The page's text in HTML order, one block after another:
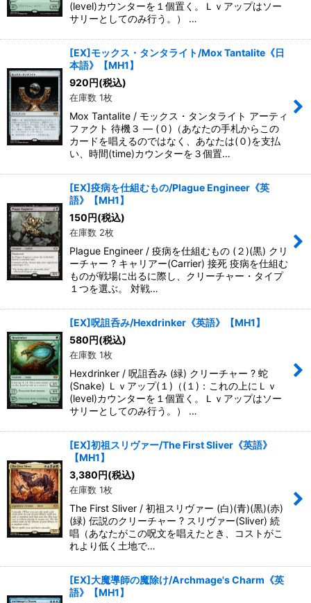
(level)カウンターを１個置く。Ｌｖアップはソー
サリーとしてのみ行う。） …
[EX]モックス・タンタライト/Mox Tantalite《日
本語》【MH1】
920円(税込)
在庫数 1枚
Mox Tantalite / モックス・タンタライト アーティ
ファクト 待機３ ― (０)（あなたの手札からこの
カードを唱えるのではなく、あなたは(０)を支払
い、時間(time)カウンターを３個置…
[EX]疫病を仕組むもの/Plague Engineer《英
語》【MH1】
150円(税込)
在庫数 2枚
Plague Engineer / 疫病を仕組むもの (２)(黒) クリ
ーチャー ? キャリアー(Carrier) 接死 疫病を仕組む
ものが戦場に出るに際し、クリーチャー・タイプ
１つを選ぶ。 対戦…
[EX]呪詛呑み/Hexdrinker《英語》【MH1】
580円(税込)
在庫数 1枚
Hexdrinker / 呪詛呑み (緑) クリーチャー ? 蛇
(Snake) Ｌｖアップ(１)（(１)：これの上にＬｖ
(level)カウンターを１個置く。Ｌｖアップはソー
サリーとしてのみ行う。） …
[EX]初祖スリヴァー/The First Sliver《英語》
【MH1】
3,380円(税込)
在庫数 1枚
The First Sliver / 初祖スリヴァー (白)(青)(黒)(赤)
(緑) 伝説のクリーチャー ? スリヴァー(Sliver) 続
唱（あなたがこの呪文を唱えたとき、コストがこ
れより低く土地で…
[EX]大魔導師の魔除け/Archmage's Charm《英
語》【MH1】